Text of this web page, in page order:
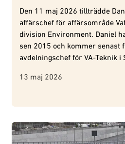
Den 11 maj 2026 tillträdde
affärschef för affärsområde
division Environment. Daniel
sen 2015 och kommer senast
avdelningschef för VA-Teknik i
13 maj 2026